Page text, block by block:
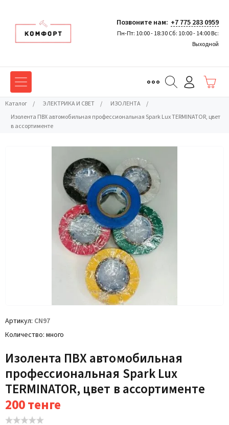
Позвоните нам: +7 775 283 0959
Пн-Пт: 10:00 - 18:30 Сб: 10:00 - 14:00 Вс:
Выходной
Каталог / ЭЛЕКТРИКА И СВЕТ / ИЗОЛЕНТА
/
Изолента ПВХ автомобильная профессиональная Spark Lux TERMINATOR, цвет
в ассортименте
Артикул CN97
Количество много
Изолента ПВХ автомобильная
профессиональная Spark Lux
TERMINATOR, цвет в ассортименте
200тенге